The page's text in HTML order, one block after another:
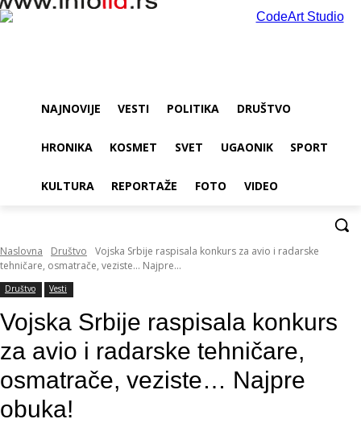
NAJNOVIJE VESTI POLITIKA DRUŠTVO
HRONIKA KOSMET SVET UGAONIK SPORT
KULTURA REPORTAŽE FOTO VIDEO
Naslovna Društvo
Vojska Srbije raspisala konkurs za avio i radarske
tehničare, osmatrače, veziste... Najpre...
Društvo Vesti
Vojska Srbije raspisala konkurs
za avio i radarske tehničare,
osmatrače, veziste… Najpre
obuka!